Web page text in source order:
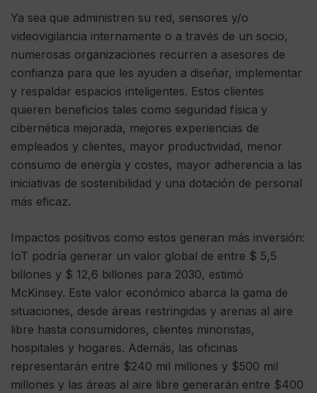
Ya sea que administren su red, sensores y/o
videovigilancia internamente o a través de un socio,
numerosas organizaciones recurren a asesores de
confianza para que les ayuden a diseñar, implementar
y respaldar espacios inteligentes. Estos clientes
quieren beneficios tales como seguridad física y
cibernética mejorada, mejores experiencias de
empleados y clientes, mayor productividad, menor
consumo de energía y costes, mayor adherencia a las
iniciativas de sostenibilidad y una dotación de personal
más eficaz.
Impactos positivos como estos generan más inversión:
IoT podría generar un valor global de entre $ 5,5
billones y $ 12,6 billones para 2030, estimó
McKinsey. Este valor económico abarca la gama de
situaciones, desde áreas restringidas y arenas al aire
libre hasta consumidores, clientes minoristas,
hospitales y hogares. Además, las oficinas
representarán entre $240 mil millones y $500 mil
millones y las áreas al aire libre generarán entre $400